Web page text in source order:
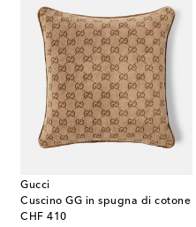
Gucci
Cuscino GG in spugna di cotone
CHF 410
original price